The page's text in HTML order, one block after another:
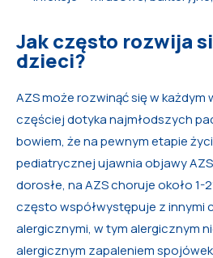
Jak często rozwija
dzieci?
AZS może rozwinąć się w każdym
częściej dotyka najmłodszych
bowiem, że na pewnym etapie
pediatrycznej ujawnia objawy
dorosłe, na AZS choruje około 1-
często współwystępuje z innymi
alergicznymi, w tym alergicznym
alergicznym zapaleniem